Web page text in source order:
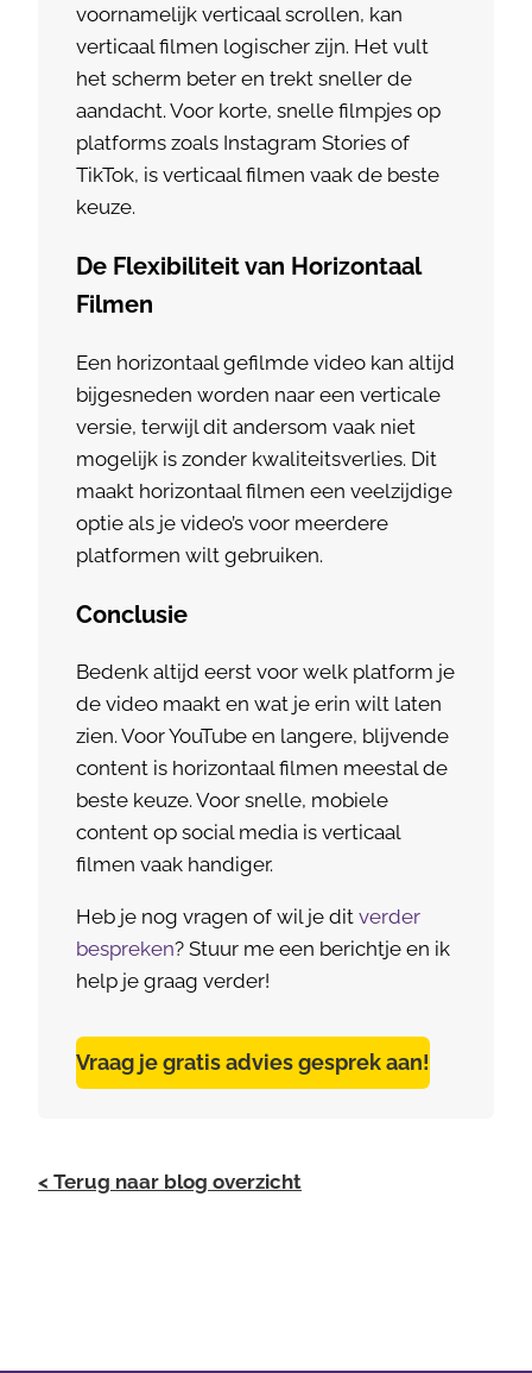
voornamelijk verticaal scrollen, kan
verticaal filmen logischer zijn. Het vult
het scherm beter en trekt sneller de
aandacht. Voor korte, snelle filmpjes op
platforms zoals Instagram Stories of
TikTok, is verticaal filmen vaak de beste
keuze.
De Flexibiliteit van Horizontaal
Filmen
Een horizontaal gefilmde video kan altijd
bijgesneden worden naar een verticale
versie, terwijl dit andersom vaak niet
mogelijk is zonder kwaliteitsverlies. Dit
maakt horizontaal filmen een veelzijdige
optie als je video’s voor meerdere
platformen wilt gebruiken.
Conclusie
Bedenk altijd eerst voor welk platform je
de video maakt en wat je erin wilt laten
zien. Voor YouTube en langere, blijvende
content is horizontaal filmen meestal de
beste keuze. Voor snelle, mobiele
content op social media is verticaal
filmen vaak handiger.
Heb je nog vragen of wil je dit verder
bespreken? Stuur me een berichtje en ik
help je graag verder!
Vraag je gratis advies gesprek aan!
< Terug naar blog overzicht